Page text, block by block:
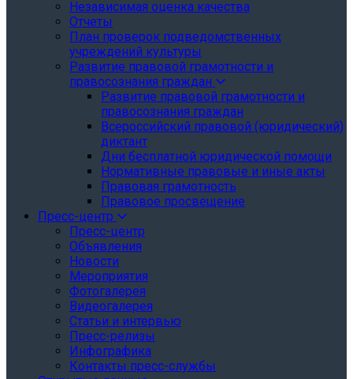
Независимая оценка качества
Отчеты
План проверок подведомственных
учреждений культуры
Развитие правовой грамотности и
правосознания граждан
Развитие правовой грамотности и
правосознания граждан
Всероссийский правовой (юридический)
диктант
Дни бесплатной юридической помощи
Нормативные правовые и иные акты
Правовая грамотность
Правовое просвещение
Пресс-центр
Пресс-центр
Объявления
Новости
Мероприятия
Фотогалерея
Видеогалерея
Статьи и интервью
Пресс-релизы
Инфографика
Контакты пресс-службы